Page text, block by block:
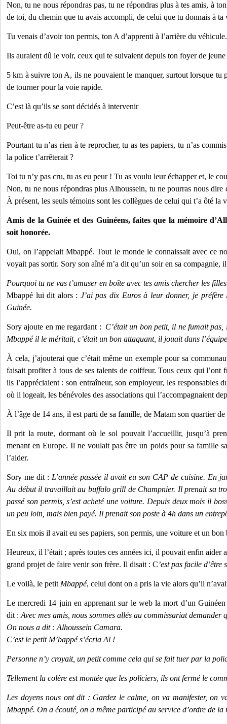
Non, tu ne nous répondras pas, tu ne répondras plus à tes amis, à
de toi, du chemin que tu avais accompli, de celui que tu donnais à ta
Tu venais d’avoir ton permis, ton A d’apprenti à l’arrière du véhicule.
Ils auraient dû le voir, ceux qui te suivaient depuis ton foyer de
5 km à suivre ton A, ils ne pouvaient le manquer, surtout lorsque tu
de tourner pour la voie rapide.
C’est là qu’ils se sont décidés à intervenir
Peut-être as-tu eu peur ?
Pourtant tu n’as rien à te reprocher, tu as tes papiers, tu n’as
la police t’arrêterait ?
Toi tu n’y pas cru, tu as eu peur ! Tu as voulu leur échapper et, le
Non, tu ne nous répondras plus Alhoussein, tu ne pourras nous dire
À présent, les seuls témoins sont les collègues de celui qui t’a ôté la
Amis de la Guinée et des Guinéens, faites que la mémoire
soit honorée.
Oui, on l’appelait Mbappé. Tout le monde le connaissait avec ce
voyait pas sortir. Sory son aîné m’a dit qu’un soir en sa compagnie,
Pourquoi tu ne vas t’amuser en boîte avec tes amis chercher les
Mbappé lui dit alors : J’ai pas dix Euros à leur donner, je
Guinée.
Sory ajoute en me regardant : C’était un bon petit, il ne fumait pas,
Mbappé il le méritait, c’était un bon attaquant, il jouait dans
À cela, j’ajouterai que c’était même un exemple pour sa
faisait profiter à tous de ses talents de coiffeur. Tous ceux qui l’ont
ils l’appréciaient : son entraîneur, son employeur, les responsables
où il logeait, les bénévoles des associations qui l’accompagnaient
À l’âge de 14 ans, il est parti de sa famille, de Matam son quartier
Il prit la route, dormant où le sol pouvait l’accueillir, jusqu’à
menant en Europe. Il ne voulait pas être un poids pour sa famille
l’aider.
Sory me dit : L’année passée il avait eu son CAP de cuisine. En
Au début il travaillait au buffalo grill de Champnier. Il prenait sa
passé son permis, s’est acheté une voiture. Depuis deux mois il
un peu loin, mais bien payé. Il prenait son poste à 4h dans un
En six mois il avait eu ses papiers, son permis, une voiture et un bon
Heureux, il l’était ; après toutes ces années ici, il pouvait enfin aider
grand projet de faire venir son frère. Il disait : C’est pas facile d’être
Le voilà, le petit Mbappé, celui dont on a pris la vie alors qu’il
Le mercredi 14 juin en apprenant sur le web la mort d’un
dit : Avec mes amis, nous sommes allés au commissariat demander
On nous a dit : Alhoussein Camara.
C’est le petit M’bappé s’écria Al !
Personne n’y croyait, un petit comme cela qui se fait tuer par la
Tellement la colère est montée que les policiers, ils ont fermé le
Les doyens nous ont dit : Gardez le calme, on va manifester, on
Mbappé. On a écouté, on a même participé au service d’ordre de la